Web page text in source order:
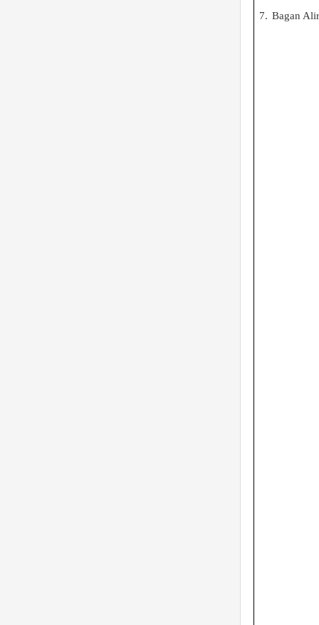
7. Bagan Alir